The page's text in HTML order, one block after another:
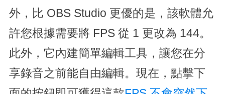
外，比 OBS Studio 更優的是，該軟體允
許您根據需要將 FPS 從 1 更改為 144。
此外，它內建簡單編輯工具，讓您在分
享錄音之前能自由編輯。現在，點擊下